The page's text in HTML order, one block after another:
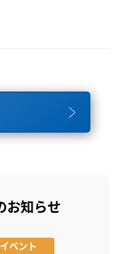
お知らせ
イベント